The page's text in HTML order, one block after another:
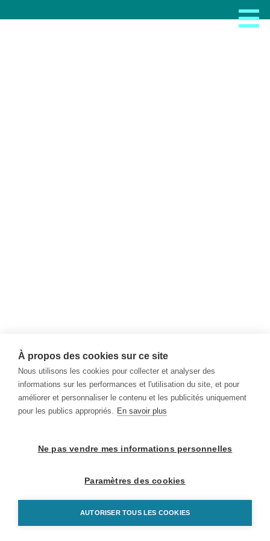
À propos des cookies sur ce site
Nous utilisons les cookies pour collecter et analyser des
informations sur les performances et l'utilisation du site, et pour
améliorer et personnaliser le contenu et les publicités uniquement
pour les publics appropriés. En savoir plus
Ne pas vendre mes informations personnelles
Paramètres des cookies
AUTORISER TOUS LES COOKIES